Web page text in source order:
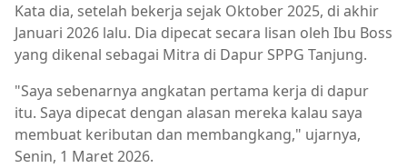
Kata dia, setelah bekerja sejak Oktober 2025, di akhir
Januari 2026 lalu. Dia dipecat secara lisan oleh Ibu Boss
yang dikenal sebagai Mitra di Dapur SPPG Tanjung.
"Saya sebenarnya angkatan pertama kerja di dapur
itu. Saya dipecat dengan alasan mereka kalau saya
membuat keributan dan membangkang," ujarnya,
Senin, 1 Maret 2026.